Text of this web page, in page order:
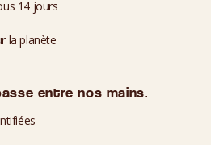
14 jours
la planète
entre nos mains.